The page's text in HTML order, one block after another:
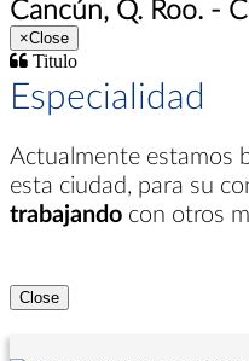
Cancún, Q. Roo. -
×Close
Titulo
Especialidad
Actualmente estamos
esta ciudad, para su
trabajando con otros
Close